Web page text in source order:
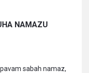
NAMAZU
sabah namaz,